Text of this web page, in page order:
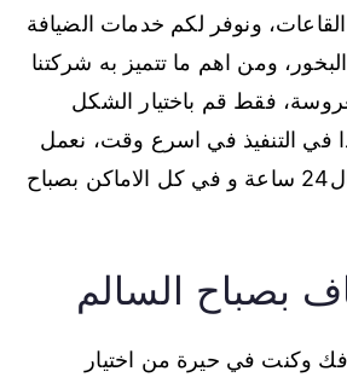
القاعات، ونوفر لكم خدمات الضيافة
البخور، ومن اهم ما تتميز به شركتنا
فقط قم باختيار الشكل
في التنفيذ في اسرع وقت، نعمل
لراحتكم على مدار ال24 ساعة و في كل الاماكن بصباح
بصباح السالم
وكنت في حيرة من اختيار